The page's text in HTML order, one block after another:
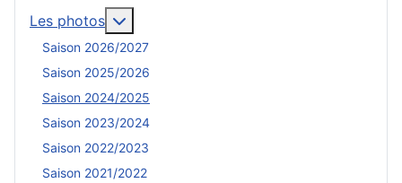
Les photos
Saison 2026/2027
Saison 2025/2026
Saison 2024/2025
Saison 2023/2024
Saison 2022/2023
Saison 2021/2022